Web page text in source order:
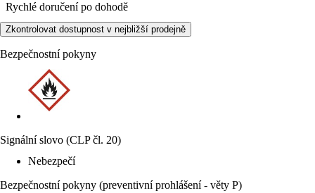
Rychlé doručení po dohodě
Zkontrolovat dostupnost v nejbližší prodejně
Bezpečnostní pokyny
Signální slovo (CLP čl. 20)
Nebezpečí
Bezpečnostní pokyny (preventivní prohlášení - věty P)